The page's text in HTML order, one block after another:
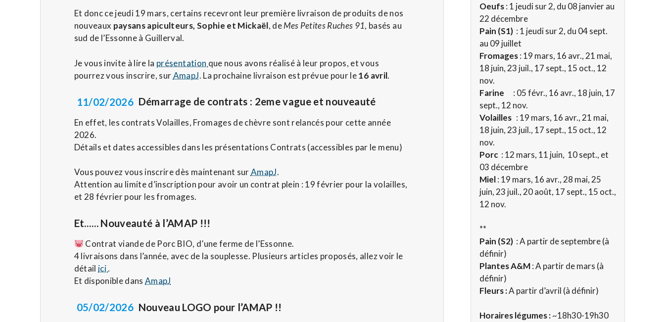
Et donc ce jeudi 19 mars, certains recevront leur première livraison de produits de nos
nouveaux paysans apiculteurs, Sophie et Mickaël, deMes Petites Ruches 91, basés au
sud de l’Essonne à Guillerval.
Je vous invite à lire la présentation que nous avons réalisé à leur propos, et vous
pourrez vous inscrire, surAmapJ. La prochaine livraison est prévue pour le16 avril.
11/02/2026 Démarrage de contrats : 2eme vague et nouveauté
En effet, les contrats Volailles, Fromages de chèvre sont relancés pour cette année
2026.
Détails et dates accessibles dans les présentations Contrats (accessibles par le menu)
Vous pouvez vous inscrire dès maintenant surAmapJ.
Attention au limite d’inscription pour avoir un contrat plein : 19 février pour la volailles,
et 28 février pour les fromages.
Et…… Nouveauté à l’AMAP !!!
Contrat viande de Porc BIO, d’une ferme de l’Essonne.
4 livraisons dans l’année, avec de la souplesse. Plusieurs articles proposés, allez voir le
détail ici.
Et disponible dansAmapJ
05/02/2026 Nouveau LOGO pour l’AMAP !!
Oeufs: 1 jeudi sur 2, du 08 janvier au
22 décembre
Pain (S1) : 1 jeudi sur 2, du 04 sept.
au 09 juillet
Fromages: 19 mars, 16 avr., 21 mai,
18 juin, 23 juil., 17 sept., 15 oct., 12
nov.
Farine : 05 févr., 16 avr., 18 juin, 17
sept., 12 nov.
Volailles: 19 mars, 16 avr., 21 mai,
18 juin, 23 juil., 17 sept., 15 oct., 12
nov.
Porc: 12 mars, 11 juin, 10 sept., et
03 décembre
Miel: 19 mars, 16 avr., 28 mai, 25
juin, 23 juil., 20 août, 17 sept., 15 oct.,
12 nov.
**
Pain (S2) : A partir de septembre (à
définir)
Plantes A&M: A partir de mars (à
définir)
Fleurs :A partir d’avril (à définir)
Horaireslégumes :~18h30-19h30